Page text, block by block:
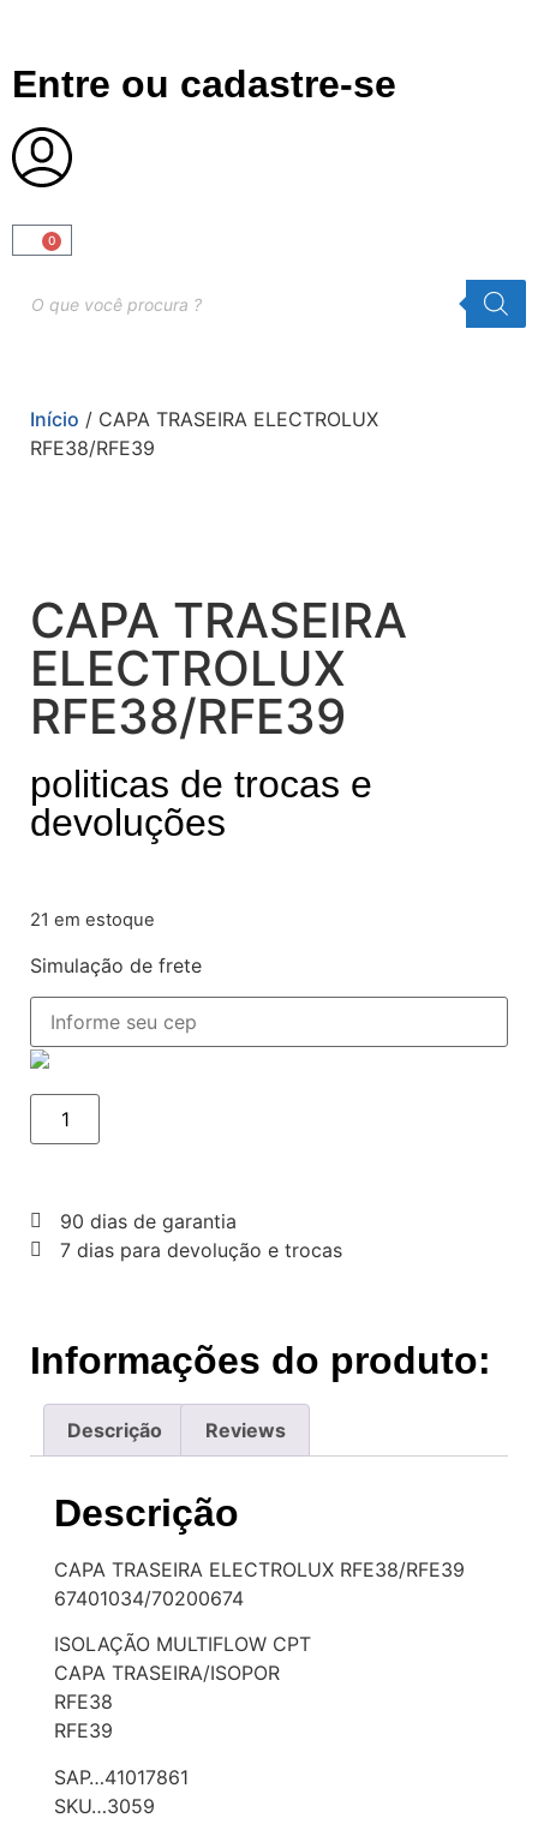
0
Entre ou cadastre-se
Início / CAPA TRASEIRA ELECTROLUX
RFE38/RFE39
CAPA TRASEIRA
ELECTROLUX
RFE38/RFE39
politicas de trocas e
devoluções
21 em estoque
Simulação de frete
90 dias de garantia
7 dias para devolução e trocas
Informações do produto:
Descrição Reviews
Descrição
CAPA TRASEIRA ELECTROLUX RFE38/RFE39
67401034/70200674
ISOLAÇÃO MULTIFLOW CPT
CAPA TRASEIRA/ISOPOR
RFE38
RFE39
SAP…41017861
SKU…3059